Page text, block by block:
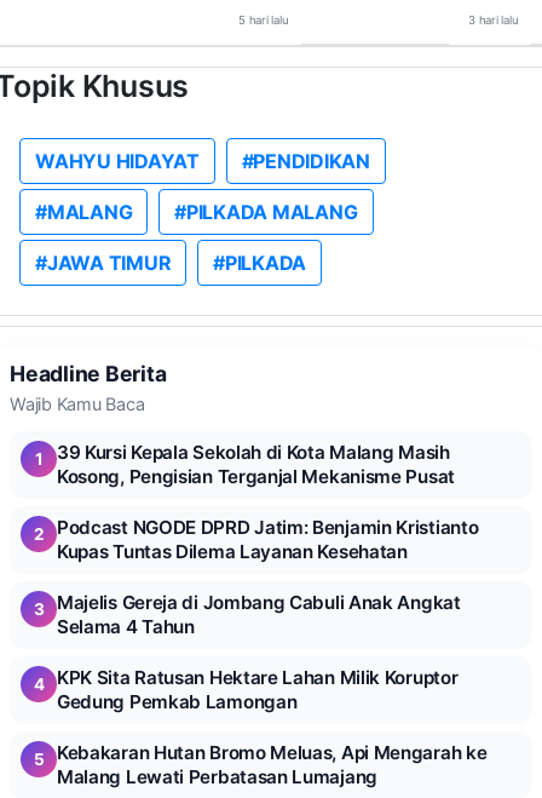
5 hari lalu 3 hari lalu
Khusus
WAHYU HIDAYAT #PENDIDIKAN
#MALANG #PILKADA MALANG
#JAWA TIMUR #PILKADA
Headline Berita
Wajib Kamu Baca
1
39 Kursi Kepala Sekolah di Kota Malang Masih
Kosong, Pengisian Terganjal Mekanisme Pusat
2
Podcast NGODE DPRD Jatim: Benjamin Kristianto
Kupas Tuntas Dilema Layanan Kesehatan
3
Majelis Gereja di Jombang Cabuli Anak Angkat
Selama 4 Tahun
4
KPK Sita Ratusan Hektare Lahan Milik Koruptor
Gedung Pemkab Lamongan
5
Kebakaran Hutan Bromo Meluas, Api Mengarah ke
Malang Lewati Perbatasan Lumajang